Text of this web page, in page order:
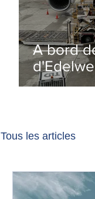
A bord
Tous les articles
Les tribunes